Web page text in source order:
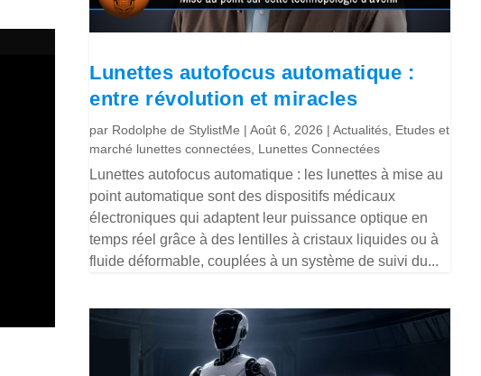
Lunettes autofocus automatique :
entre révolution et miracles
par Rodolphe de StylistMe |Août 6, 2026 |Actualités Etudes et
marché lunettes connectées Lunettes Connectées
Lunettes autofocus automatique : les lunettes à mise au
point automatique sont des dispositifs médicaux
électroniques qui adaptent leur puissance optique en
temps réel grâce à des lentilles à cristaux liquides ou à
fluide déformable, couplées à un système de suivi du...